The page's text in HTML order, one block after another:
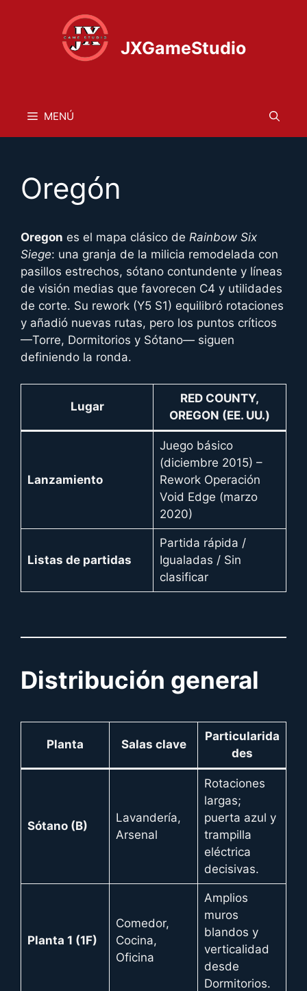
JXGameStudio
MENÚ
Oregón
Oregon es el mapa clásico de Rainbow Six
Siege: una granja de la milicia remodelada con
pasillos estrechos, sótano contundente y líneas
de visión medias que favorecen C4 y utilidades
de corte. Su rework (Y5 S1) equilibró rotaciones
y añadió nuevas rutas, pero los puntos críticos
—Torre, Dormitorios y Sótano— siguen
definiendo la ronda.
Lugar
RED COUNTY,
OREGON (EE. UU.)
Lanzamiento
Juego básico
(diciembre 2015) –
Rework Operación
Void Edge (marzo
2020)
Listas de partidas
Partida rápida /
Igualadas / Sin
clasificar
Distribución general
Planta Salas clave
Particularida
des
Sótano (B)
Lavandería,
Arsenal
Rotaciones
largas;
puerta azul y
trampilla
eléctrica
decisivas.
Planta 1 (1F)
Comedor,
Cocina,
Oficina
Amplios
muros
blandos y
verticalidad
desde
Dormitorios.